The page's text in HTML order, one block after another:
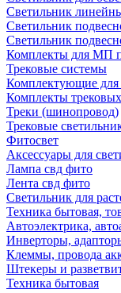
Светильник
Светильник
Светильник
Комплекты для МП
Трековые системы
Комплектующие для
Комплекты
Треки (шинопровод)
Трековые
Фитосвет
Аксессуары для
Лампа свд фито
Лента свд фито
Светильник для
Техника бытовая,
Автоэлектрика,
Инверторы,
Клеммы, провода
Штекеры и
Техника бытовая